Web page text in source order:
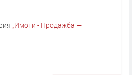
„Имоти - Продажба —